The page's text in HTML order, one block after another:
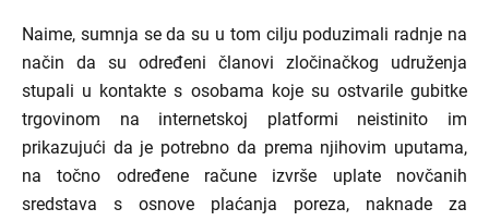
Naime, sumnja se da su u tom cilju poduzimali radnje na
način da su određeni članovi zločinačkog udruženja
stupali u kontakte s osobama koje su ostvarile gubitke
trgovinom na internetskoj platformi neistinito im
prikazujući da je potrebno da prema njihovim uputama,
na točno određene račune izvrše uplate novčanih
sredstava s osnove plaćanja poreza, naknade za